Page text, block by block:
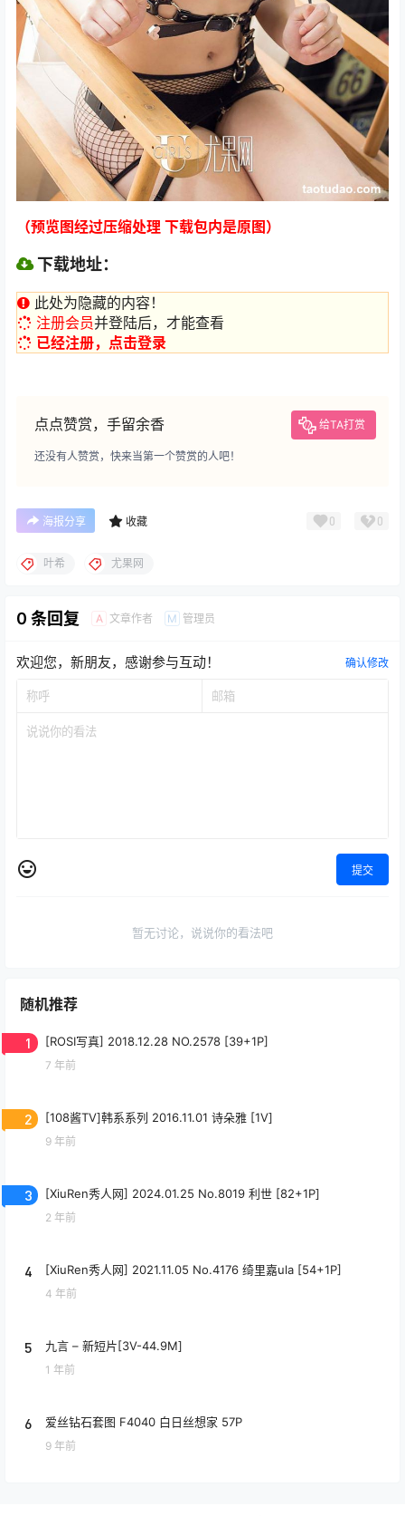
（预览图经过压缩处理 下载包内是原图）
下载地址：
此处为隐藏的内容！
注册会员并登陆后，才能查看
已经注册，点击登录
点点赞赏，手留余香 给TA打赏
还没有人赞赏，快来当第一个赞赏的人吧！
海报分享 收藏 0 0
叶希 尤果网
0 条回复 A 文章作者 M 管理员
欢迎您，新朋友，感谢参与互动！ 确认修改
提交
暂无讨论，说说你的看法吧
随机推荐
1 [ROSI写真] 2018.12.28 NO.2578 [39+1P]
7 年前
2 [108酱TV]韩系系列 2016.11.01 诗朵雅 [1V]
9 年前
3 [XiuRen秀人网] 2024.01.25 No.8019 利世 [82+1P]
2 年前
4 [XiuRen秀人网] 2021.11.05 No.4176 绮里嘉ula [54+1P]
4 年前
5 九言 – 新短片[3V-44.9M]
1 年前
6 爱丝钻石套图 F4040 白日丝想家 57P
9 年前